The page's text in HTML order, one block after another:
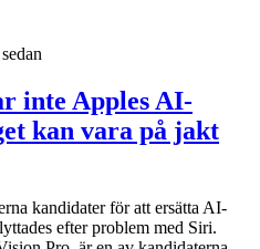
inte Apples AI-
kan vara på jakt
kandidater för att ersätta AI-
efter problem med Siri.